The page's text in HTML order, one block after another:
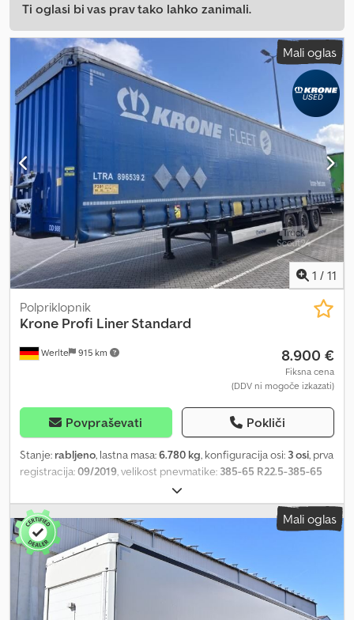
Ti oglasi bi vas prav tako lahko zanimali.
Mali oglas
1 / 11
Werlte 915 km
Polpriklopnik
Krone Profi Liner Standard
8.900 €
Fiksna cena
(DDV ni mogoče izkazati)
Povpraševati Pokliči
Stanje: rabljeno, lastna masa:6.780 kg, konfiguracija osi: 3 osi, prva
registracija:09/2019 , velikost pnevmatike: 385-65 R22.5-385-65
, prevoženi kilometri:
Oprema: * Priključek za zrak: rdeča/rumena glava, * Električni
priključek: 2 x 7-polni, * ABS, * EBS, * Železniška kodifikacija, *
Naprava za nakladanje na vlak, * Priprava za prevoz s trajektom, *
Stranska zaščita pred naletom, * Vstavni stebrički: 6, *
Hubodometer, * Nosilec za rezervno kolo: 1, * Zadnja vrata:
portalna vrata zadaj, * Zapiralne palice na zadnjih vratih: 4, * Drsna
streha, * Stranska drsna ponjava, * Multilock, * Tla: vezana tla, *
Mali oglas